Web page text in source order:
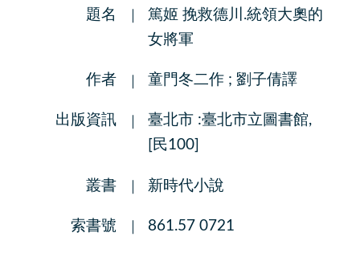
題名
篤姬 挽救德川.統領大奧的
女將軍
作者 童門冬二作 ; 劉子倩譯
出版資訊
臺北市 :臺北市立圖書館,
[民100]
叢書 新時代小說
索書號 861.57 0721